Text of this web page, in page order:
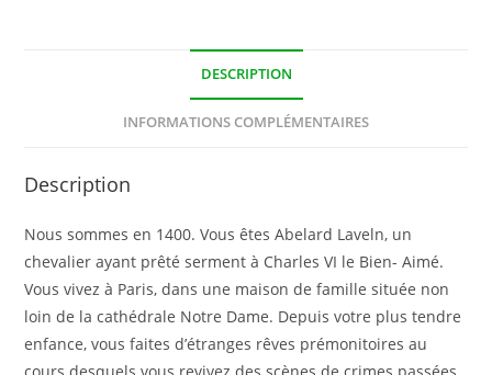
DESCRIPTION
INFORMATIONS COMPLÉMENTAIRES
Description
Nous sommes en 1400. Vous êtes Abelard Laveln, un
chevalier ayant prêté serment à Charles VI le Bien- Aimé.
Vous vivez à Paris, dans une maison de famille située non
loin de la cathédrale Notre Dame. Depuis votre plus tendre
enfance, vous faites d’étranges rêves prémonitoires au
cours desquels vous revivez des scènes de crimes passées